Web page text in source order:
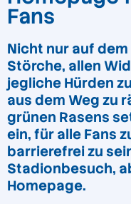
Fans
Nicht nur auf
Störche, allen
jegliche Hürden
aus dem Weg zu
grünen Rasens
ein, für alle Fans
barrierefrei zu
Stadionbesuch,
Homepage.